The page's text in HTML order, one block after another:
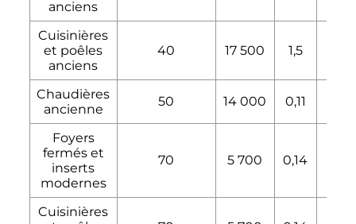
anciens
Cuisinières
et poêles
anciens
40 17 500 1,5
Chaudières
ancienne
50 14 000 0,11
Foyers
fermés et
inserts
modernes
70 5 700 0,14
Cuisinières